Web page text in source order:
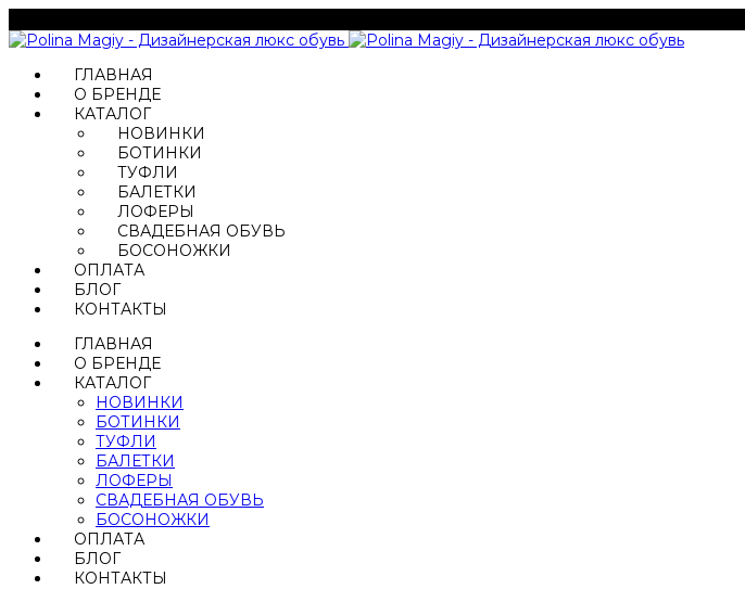
ГЛАВНАЯ
О БРЕНДЕ
КАТАЛОГ
НОВИНКИ
БОТИНКИ
ТУФЛИ
БАЛЕТКИ
ЛОФЕРЫ
СВАДЕБНАЯ ОБУВЬ
БОСОНОЖКИ
ОПЛАТА
БЛОГ
КОНТАКТЫ
ГЛАВНАЯ
О БРЕНДЕ
КАТАЛОГ
НОВИНКИ
БОТИНКИ
ТУФЛИ
БАЛЕТКИ
ЛОФЕРЫ
СВАДЕБНАЯ ОБУВЬ
БОСОНОЖКИ
ОПЛАТА
БЛОГ
КОНТАКТЫ